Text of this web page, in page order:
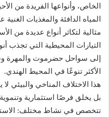
الخاص، وأنواعها الفريدة من
المياه الدافئة والمغذيات
مثالية لتكاثر أنواع عديدة من
التيارات المحيطية التي تجذب
إلى سواحل حضرموت والمهرة
الأكثر تنوعًا في المحيط الهندي.
هذا الاختلاف المناخي والبيئي
بل يخلق فرصًا استثمارية
تتخصص في نشاط مختلف: